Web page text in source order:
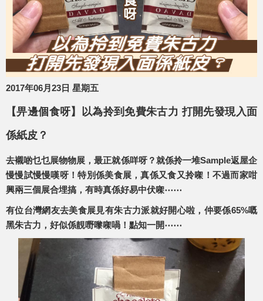
2017年06月23日 星期五
【畀邊個食呀】以為拎到免費朱古力 打開先發現入面
係紙皮？
去襯啲乜乜展物物展，最正就係咩呀？就係拎一堆Sample返屋企
慢慢試慢慢嘆呀！特別係美食展，真係又食又拎㗎！不過而家咁
興兩三個展合埋搞，有時真係好易中伏㗎⋯⋯
有位台灣網友去美食展見有朱古力派就好開心啦，仲要係65%嘅
黑朱古力，好似係靚嘢嚟㗎喎！點知一開⋯⋯